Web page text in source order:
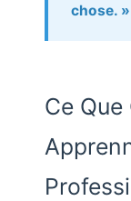
chose. »
Ce